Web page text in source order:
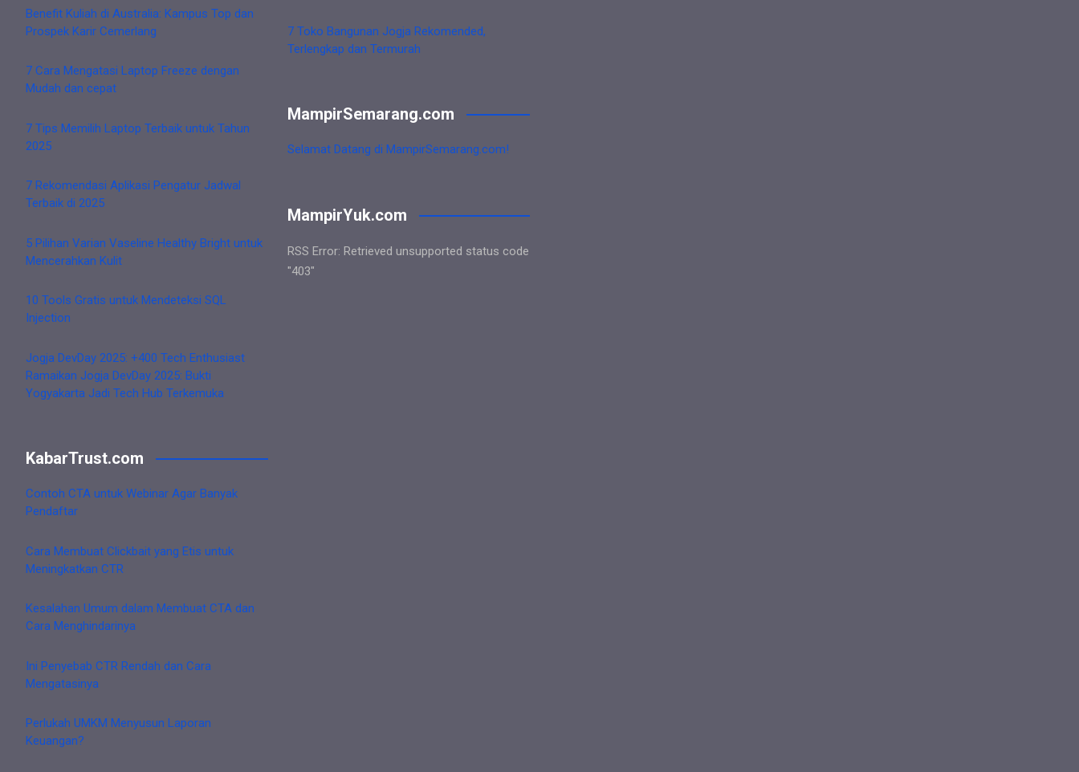
Benefit Kuliah di Australia: Kampus Top dan
Prospek Karir Cemerlang
7 Cara Mengatasi Laptop Freeze dengan
Mudah dan cepat
7 Tips Memilih Laptop Terbaik untuk Tahun
2025
7 Rekomendasi Aplikasi Pengatur Jadwal
Terbaik di 2025
5 Pilihan Varian Vaseline Healthy Bright untuk
Mencerahkan Kulit
10 Tools Gratis untuk Mendeteksi SQL
Injection
Jogja DevDay 2025: +400 Tech Enthusiast
Ramaikan Jogja DevDay 2025: Bukti
Yogyakarta Jadi Tech Hub Terkemuka
KabarTrust.com
Contoh CTA untuk Webinar Agar Banyak
Pendaftar
Cara Membuat Clickbait yang Etis untuk
Meningkatkan CTR
Kesalahan Umum dalam Membuat CTA dan
Cara Menghindarinya
Ini Penyebab CTR Rendah dan Cara
Mengatasinya
Perlukah UMKM Menyusun Laporan
Keuangan?
7 Toko Bangunan Jogja Rekomended,
Terlengkap dan Termurah
MampirSemarang.com
Selamat Datang di MampirSemarang.com!
MampirYuk.com
RSS Error: Retrieved unsupported status code
"403"